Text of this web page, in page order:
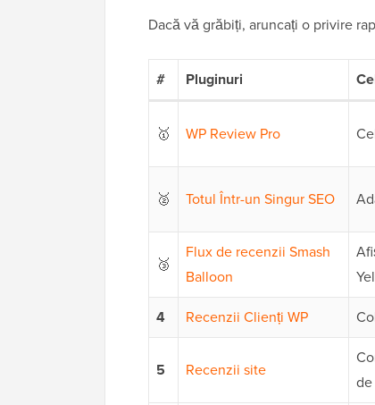
Dacă vă grăbiți, aruncați o privire
# Pluginuri
🥇 WP Review Pro
🥈 Totul Într-un Singur SEO
🥉
Flux de recenzii Smash
Balloon
4
Recenzii Clienți WP
5 Recenzii site